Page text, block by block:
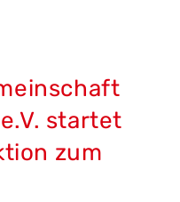
startet
zum